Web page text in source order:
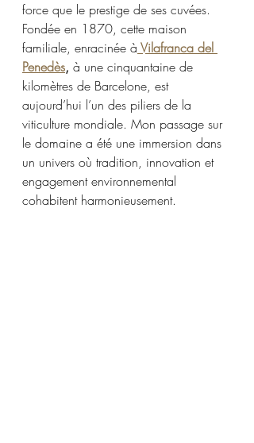
force que le prestige de ses cuvées.
Fondée en 1870, cette maison
familiale, enracinée à Vilafranca del
Penedès, à une cinquantaine de
kilomètres de Barcelone, est
aujourd’hui l’un des piliers de la
viticulture mondiale. Mon passage sur
le domaine a été une immersion dans
un univers où tradition, innovation et
engagement environnemental
cohabitent harmonieusement.